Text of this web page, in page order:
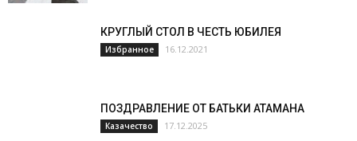
КРУГЛЫЙ СТОЛ В ЧЕСТЬ ЮБИЛЕЯ
Избранное 16.12.2021
ПОЗДРАВЛЕНИЕ ОТ БАТЬКИ АТАМАНА
Казачество 17.12.2025